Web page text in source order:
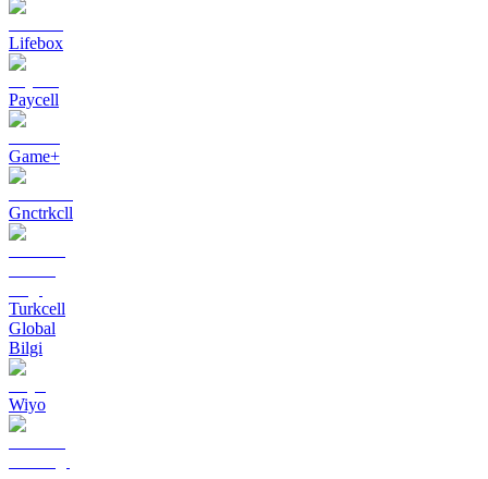
Lifebox
Paycell
Game+
Gnctrkcll
Turkcell
Global
Bilgi
Wiyo